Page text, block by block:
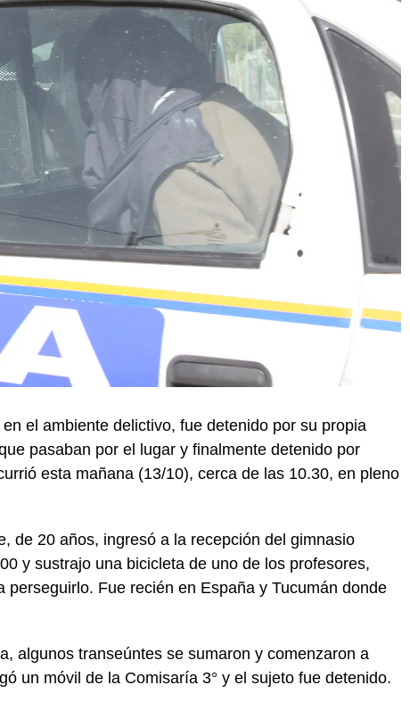
el ambiente delictivo, fue detenido por su propia
pasaban por el lugar y finalmente detenido por
esta mañana (13/10), cerca de las 10.30, en pleno
de 20 años, ingresó a la recepción del gimnasio
y sustrajo una bicicleta de uno de los profesores,
perseguirlo. Fue recién en España y Tucumán donde
algunos transeúntes se sumaron y comenzaron a
un móvil de la Comisaría 3° y el sujeto fue detenido.